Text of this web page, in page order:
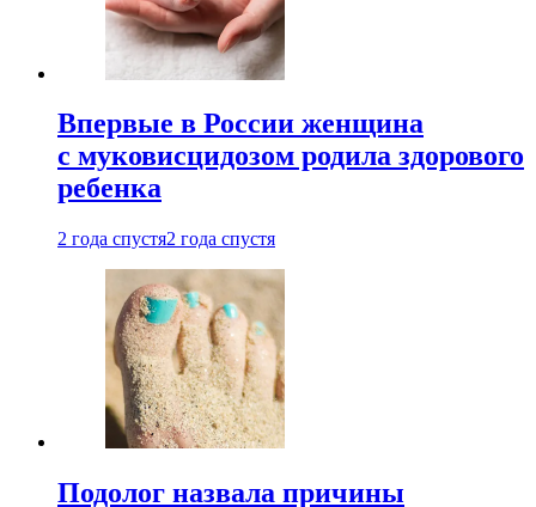
Впервые в России женщина
с муковисцидозом родила здорового
ребенка
2 года спустя2 года спустя
Подолог назвала причины